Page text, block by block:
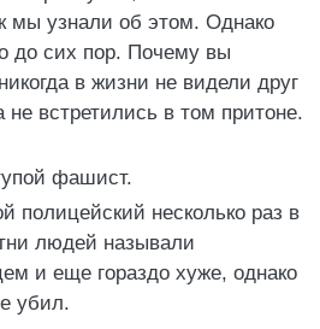
мы узнали об этом. Однако
до сих пор. Почему вы
в жизни не видели друг
не встретились в том притоне.
фашист.
несколько раз в
людей называли
и еще гораздо хуже, однако
убил.